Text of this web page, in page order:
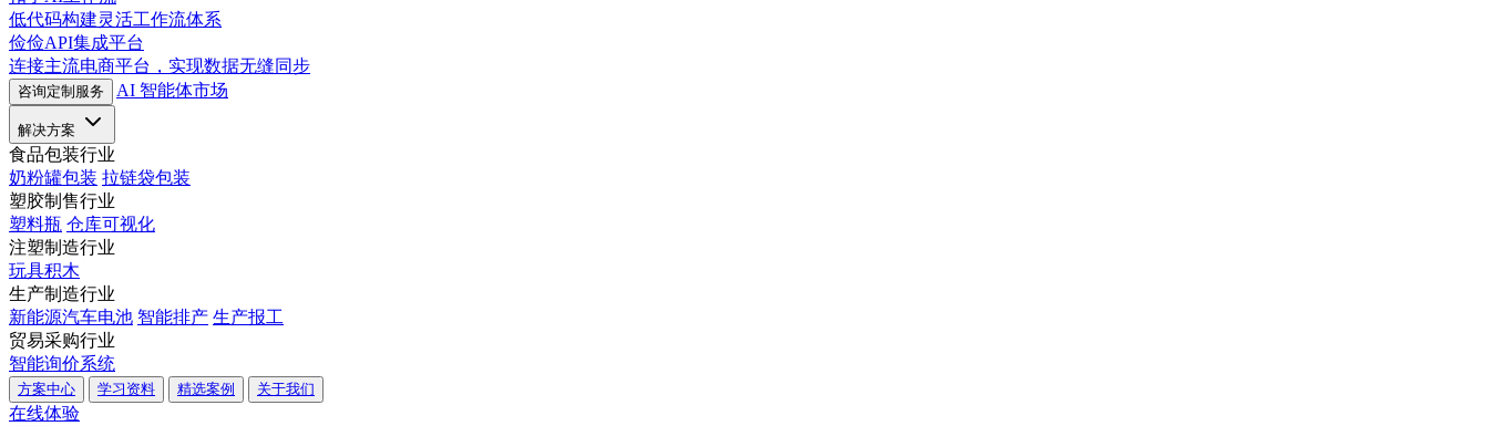
低代码构建灵活工作流体系
俭俭API集成平台
连接主流电商平台，实现数据无缝同步
咨询定制服务 AI 智能体市场
解决方案
食品包装行业
奶粉罐包装 拉链袋包装
塑胶制售行业
塑料瓶 仓库可视化
注塑制造行业
玩具积木
生产制造行业
新能源汽车电池 智能排产 生产报工
贸易采购行业
智能询价系统
方案中心 学习资料 精选案例 关于我们
在线体验